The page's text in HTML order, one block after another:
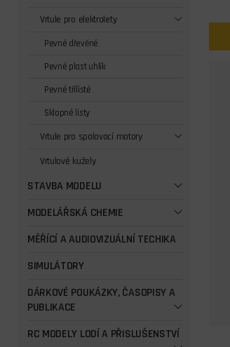
Vrtule pro elektrolety
Pevné dřevěné
Pevné plast uhlík
Pevné třílisté
Sklopné listy
Vrtule pro spalovací motory
Vrtulové kužely
STAVBA MODELU
MODELÁŘSKÁ CHEMIE
MĚŘÍCÍ A AUDIOVIZUÁLNÍ TECHIKA
SIMULÁTORY
DÁRKOVÉ POUKÁZKY, ČASOPISY A
PUBLIKACE
RC MODELY LODÍ A PŘISLUŠENSTVÍ